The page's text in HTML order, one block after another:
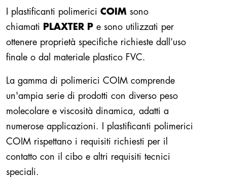
I plastificanti polimerici COIM sono
chiamati
PLAXTER P e sono utilizzati per
ottenere proprietà specifiche richieste dall’uso
finale o dal materiale plastico FVC.
La gamma di polimerici COIM comprende
un'ampia serie di prodotti con diverso peso
molecolare e viscosità dinamica, adatti a
numerose applicazioni. I plastificanti polimerici
COIM rispettano i requisiti richiesti per il
contatto con il cibo e altri requisiti tecnici
speciali.